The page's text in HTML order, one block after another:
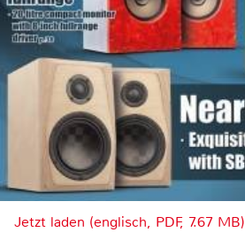
Jetzt laden (englisch, PDF, 7.67 MB)